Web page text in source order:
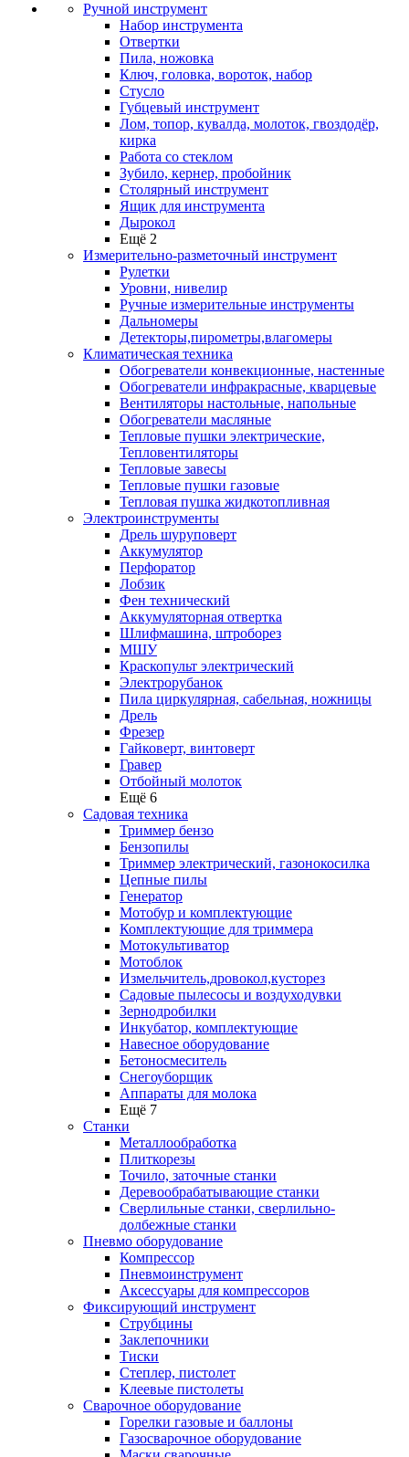
Ручной инструмент
Набор инструмента
Отвертки
Пила, ножовка
Ключ, головка, вороток, набор
Стусло
Губцевый инструмент
Лом, топор, кувалда, молоток, гвоздодёр,
кирка
Работа со стеклом
Зубило, кернер, пробойник
Столярный инструмент
Ящик для инструмента
Дырокол
Ещё 2
Измерительно-разметочный инструмент
Рулетки
Уровни, нивелир
Ручные измерительные инструменты
Дальномеры
Детекторы,пирометры,влагомеры
Климатическая техника
Обогреватели конвекционные, настенные
Обогреватели инфракрасные, кварцевые
Вентиляторы настольные, напольные
Обогреватели масляные
Тепловые пушки электрические,
Тепловентиляторы
Тепловые завесы
Тепловые пушки газовые
Тепловая пушка жидкотопливная
Электроинструменты
Дрель шуруповерт
Аккумулятор
Перфоратор
Лобзик
Фен технический
Аккумуляторная отвертка
Шлифмашина, штроборез
МШУ
Краскопульт электрический
Электрорубанок
Пила циркулярная, сабельная, ножницы
Дрель
Фрезер
Гайковерт, винтоверт
Гравер
Отбойный молоток
Ещё 6
Садовая техника
Триммер бензо
Бензопилы
Триммер электрический, газонокосилка
Цепные пилы
Генератор
Мотобур и комплектующие
Комплектующие для триммера
Мотокультиватор
Мотоблок
Измельчитель,дровокол,кусторез
Садовые пылесосы и воздуходувки
Зернодробилки
Инкубатор, комплектующие
Навесное оборудование
Бетоносмеситель
Снегоуборщик
Аппараты для молока
Ещё 7
Станки
Металлообработка
Плиткорезы
Точило, заточные станки
Деревообрабатывающие станки
Сверлильные станки, сверлильно-
долбежные станки
Пневмо оборудование
Компрессор
Пневмоинструмент
Аксессуары для компрессоров
Фиксирующий инструмент
Струбцины
Заклепочники
Тиски
Степлер, пистолет
Клеевые пистолеты
Сварочное оборудование
Горелки газовые и баллоны
Газосварочное оборудование